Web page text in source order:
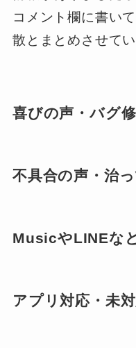
コメント欄に書い
散とまとめさせてい
喜びの声・バグ
不具合の声・治
MusicやLINEな
アプリ対応・未